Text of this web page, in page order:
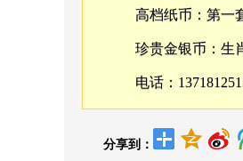
高档纸币：第一
珍贵金银币：生
电话：
分享到：